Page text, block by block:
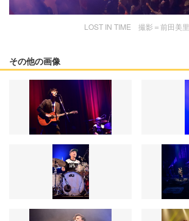
LOST IN TIME 撮影＝前田美里
その他の画像